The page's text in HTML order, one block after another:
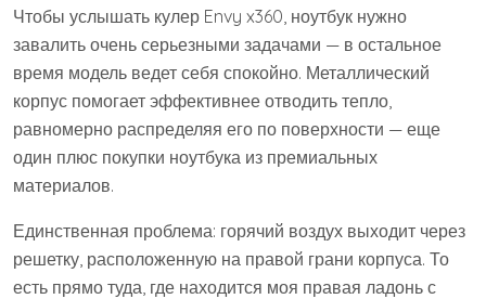
Чтобы услышать кулер Envy x360, ноутбук нужно
завалить очень серьезными задачами — в остальное
время модель ведет себя спокойно. Металлический
корпус помогает эффективнее отводить тепло,
равномерно распределяя его по поверхности — еще
один плюс покупки ноутбука из премиальных
материалов.
Единственная проблема: горячий воздух выходит через
решетку, расположенную на правой грани корпуса. То
есть прямо туда, где находится моя правая ладонь с